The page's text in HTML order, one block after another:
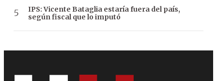
IPS: Vicente Bataglia estaría fuera del país,
según fiscal que lo imputó